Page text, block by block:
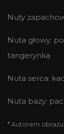
Nuty
Nuta głowy:
tangerynka
Nuta serca:
Nuta bazy:
* Autorem